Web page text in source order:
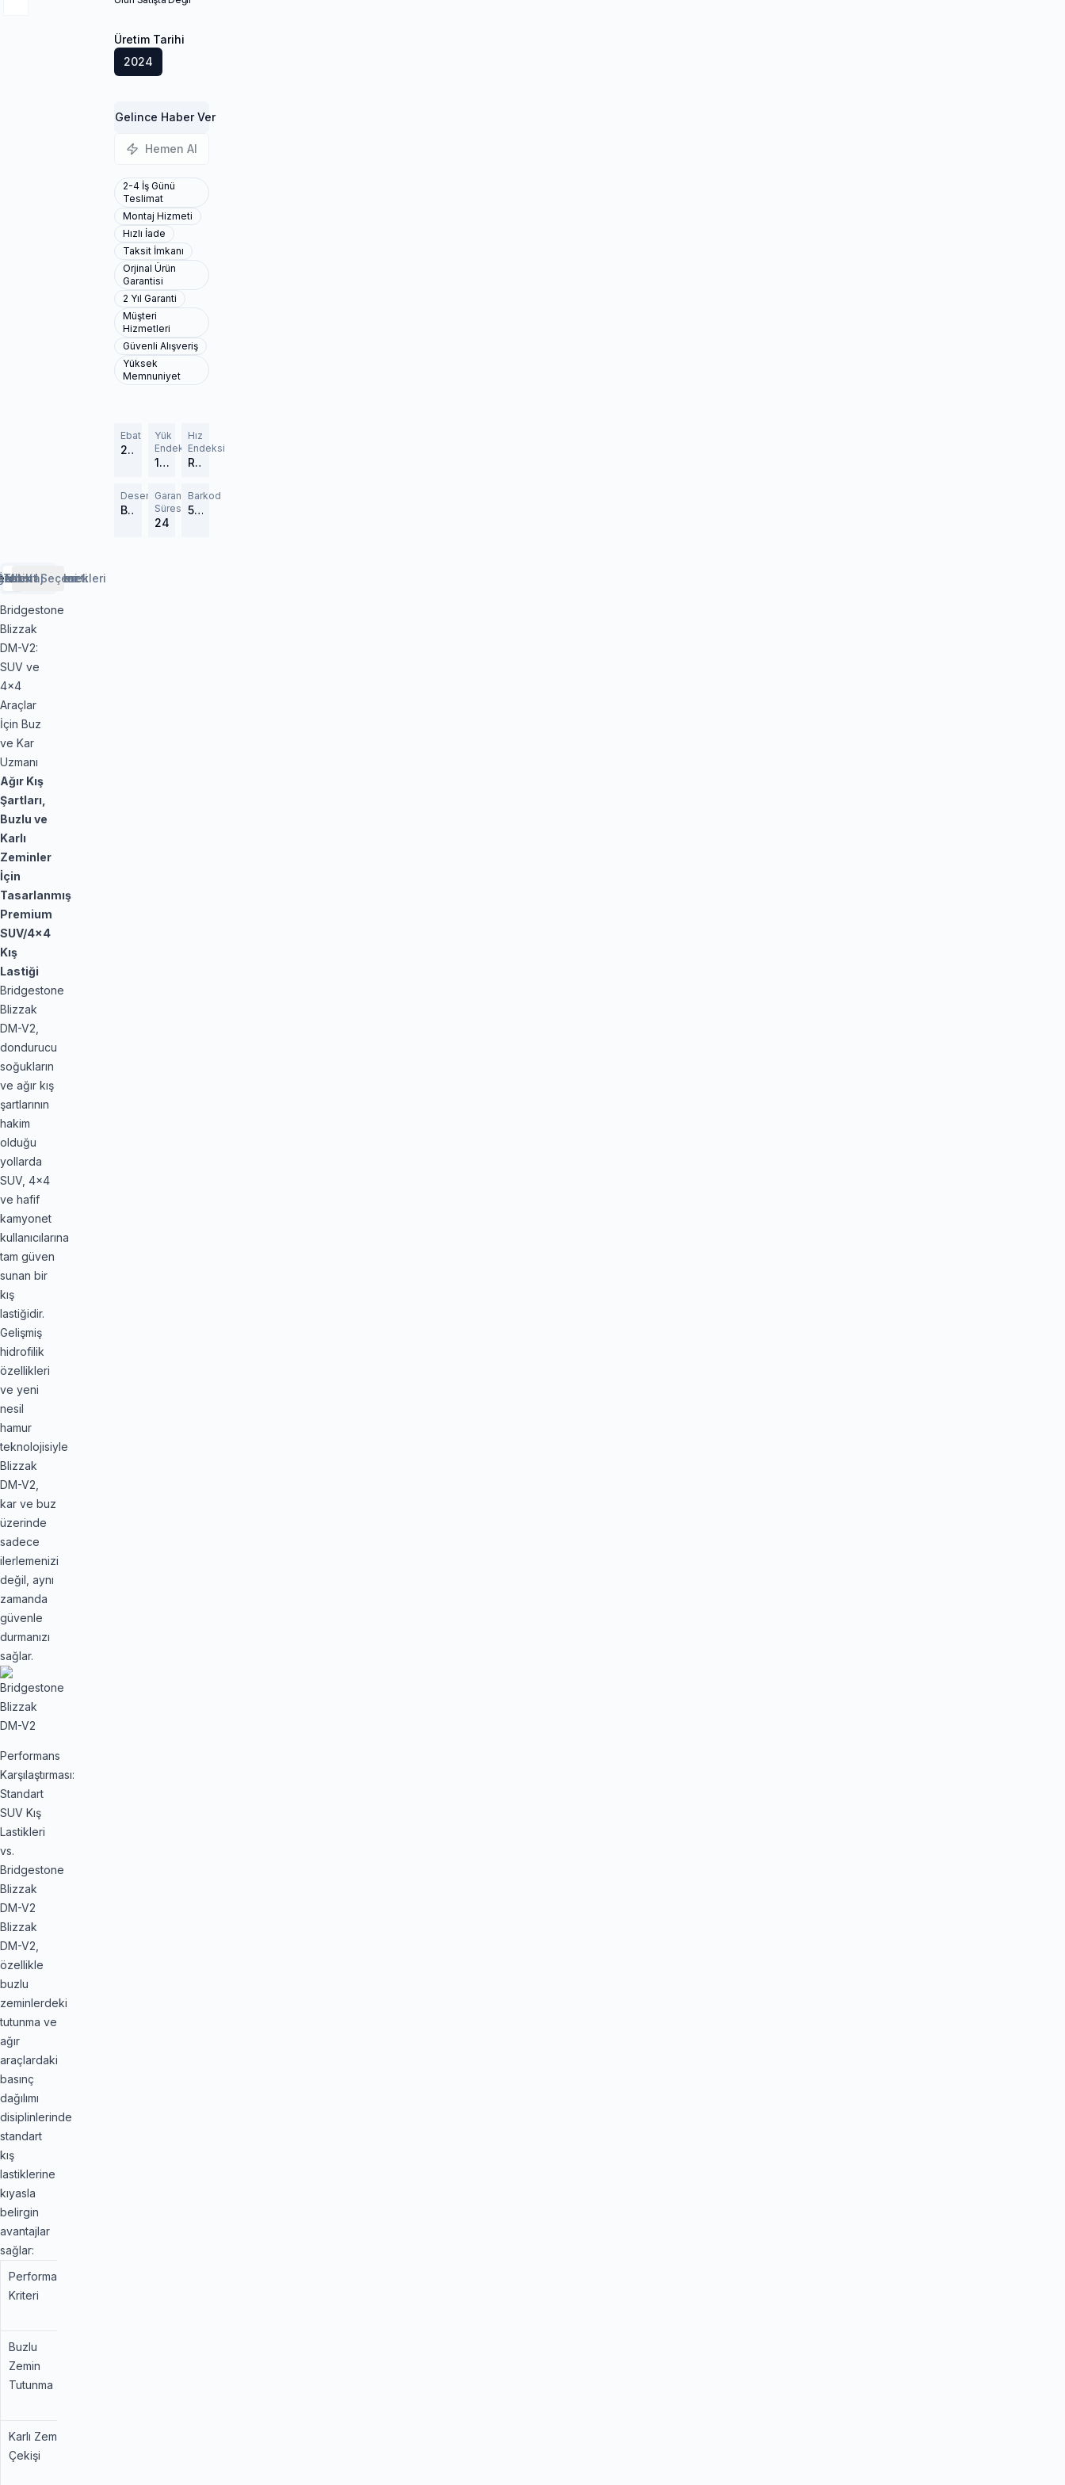
Üretim Tarihi
2024
Gelince Haber Ver
Hemen Al
2-4 İş Günü
Teslimat
Montaj Hizmeti
Hızlı İade
Taksit İmkanı
Orjinal Ürün
Garantisi
2 Yıl Garanti
Müşteri
Hizmetleri
Güvenli Alışveriş
Yüksek
Memnuniyet
Ebat
265/70R16
Yük
Endeksi
112 (1120 kg)
Hız
Endeksi
R (170 km/h)
Desen
Blizzak DMV2
Garanti
Süresi
24
Barkod
548426
Rehberi
Montaj Hizmeti
Taksit Seçenekleri
Bridgestone
Blizzak
DM-V2:
SUV ve
4x4
Araçlar
İçin Buz
ve Kar
Uzmanı
Ağır Kış
Şartları,
Buzlu ve
Karlı
Zeminler
İçin
Tasarlanmış
Premium
SUV/4x4
Kış
Lastiği
Bridgestone
Blizzak
DM-V2,
dondurucu
soğukların
ve ağır kış
şartlarının
hakim
olduğu
yollarda
SUV, 4x4
ve hafif
kamyonet
kullanıcılarına
tam güven
sunan bir
kış
lastiğidir.
Gelişmiş
hidrofilik
özellikleri
ve yeni
nesil
hamur
teknolojisiyle
Blizzak
DM-V2,
kar ve buz
üzerinde
sadece
ilerlemenizi
değil, aynı
zamanda
güvenle
durmanızı
sağlar.
Performans
Karşılaştırması:
Standart
SUV Kış
Lastikleri
vs.
Bridgestone
Blizzak
DM-V2
Blizzak
DM-V2,
özellikle
buzlu
zeminlerdeki
tutunma ve
ağır
araçlardaki
basınç
dağılımı
disiplinlerinde
standart
kış
lastiklerine
kıyasla
belirgin
avantajlar
sağlar:
Performans
Kriteri
Buzlu
Zemin
Tutunma
Karlı Zemin
Çekişi